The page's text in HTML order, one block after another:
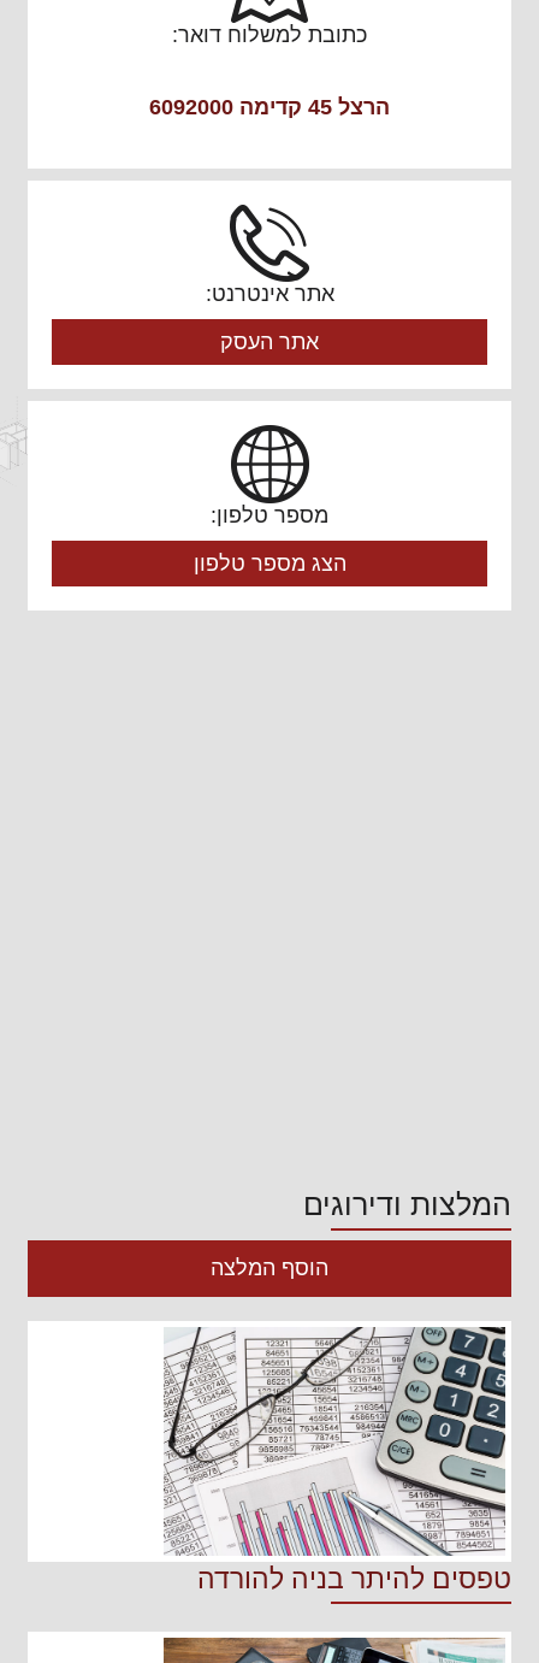
כתובת למשלוח דואר:
הרצל 45 קדימה 6092000
אתר אינטרנט:
אתר העסק
מספר טלפון:
הצג מספר טלפון
המלצות ודירוגים
הוסף המלצה
טפסים להיתר בניה להורדה